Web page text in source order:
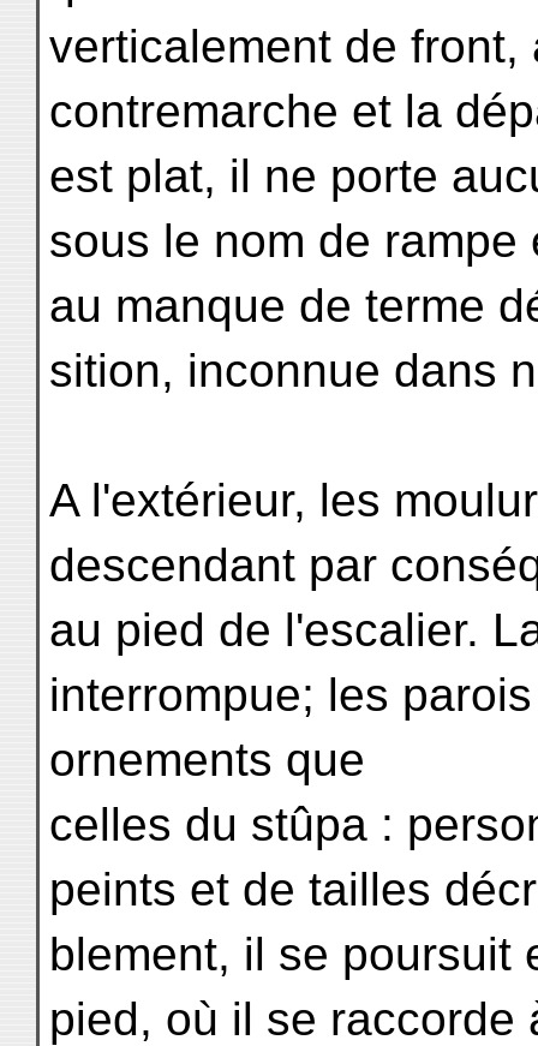
verticalement de
contremarche et la
est plat, il ne porte
sous le nom de
au manque de terme
sition, inconnue dans
A l'extérieur, les
descendant par
au pied de l'escalier.
interrompue; les
ornements que
celles du stûpa :
peints et de tailles
blement, il se poursuit
pied, où il se raccorde